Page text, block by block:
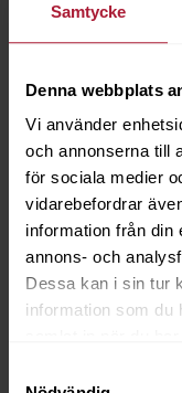
Samtycke
Denna webbplats
Vi använder
och annonserna till
för sociala medier
vidarebefordrar
information från din
annons- och
Dessa kan i sin tur
information som du